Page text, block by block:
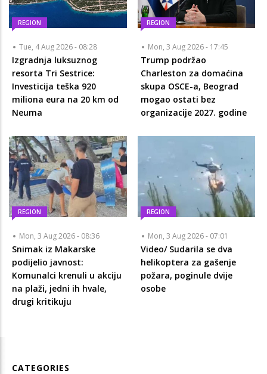
REGION
Tue, 4 Aug 2026 - 08:28
Izgradnja luksuznog
resorta Tri Sestrice:
Investicija teška 920
miliona eura na 20 km od
Neuma
REGION
Mon, 3 Aug 2026 - 17:45
Trump podržao
Charleston za domaćina
skupa OSCE-a, Beograd
mogao ostati bez
organizacije 2027. godine
REGION
Mon, 3 Aug 2026 - 08:36
Snimak iz Makarske
podijelio javnost:
Komunalci krenuli u akciju
na plaži, jedni ih hvale,
drugi kritikuju
REGION
Mon, 3 Aug 2026 - 07:01
Video/ Sudarila se dva
helikoptera za gašenje
požara, poginule dvije
osobe
CATEGORIES